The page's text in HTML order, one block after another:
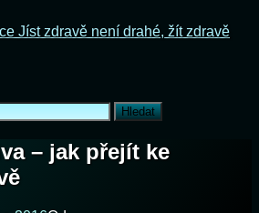
Jíst zdravě není drahé, žít zdravě
– jak přejít ke